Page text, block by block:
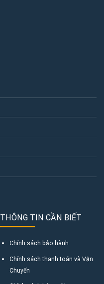
THÔNG TIN CẦN BIẾT
Chính sách bảo hành
Chính sách thanh toán và Vận
Chuyển